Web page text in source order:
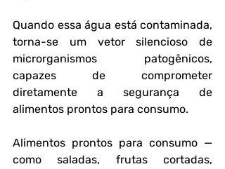
Quando essa água está contaminada,
torna-se um vetor silencioso de
microrganismos patogênicos,
capazes de comprometer
diretamente a segurança de
alimentos prontos para consumo.
Alimentos prontos para consumo —
como saladas, frutas cortadas,